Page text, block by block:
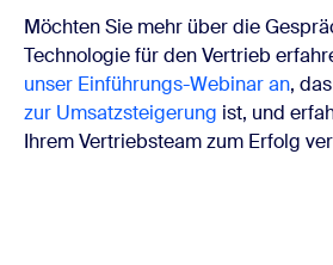
Möchten Sie mehr über die
Technologie für den Vertrieb
unser Einführungs-Webinar an,
zur Umsatzsteigerung ist, und
Ihrem Vertriebsteam zum Erfolg